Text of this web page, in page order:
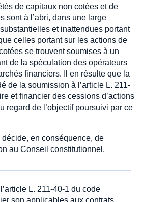
de capitaux non cotées et de
sont à l’abri, dans une large
et inattendues portant
celles portant sur les actions de
se trouvent soumises à un
de la spéculation des opérateurs
financiers. Il en résulte que la
de la soumission à l’article L. 211-
et financier des cessions d’actions
regard de l’objectif poursuivi par ce
en conséquence, de
au Conseil constitutionnel.
L. 211-40-1 du code
son applicables aux contrats